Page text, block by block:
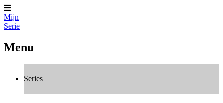
Mijn
Serie
Menu
Series